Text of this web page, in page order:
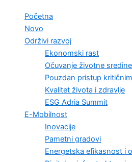
Početna
Novo
Održivi razvoj
Ekonomski rast
Očuvanje životne sredine
Pouzdan pristup
Kvalitet života i zdravlje
ESG Adria Summit
E-Mobilnost
Inovacije
Pametni gradovi
Energetska efikasnost i